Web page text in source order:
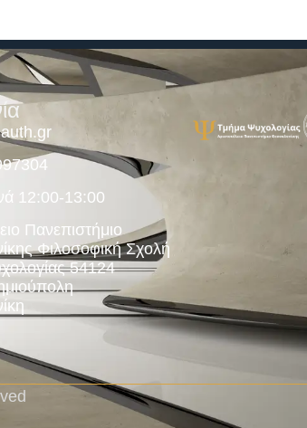
12:00-13:00
Πανεπιστήμιο
Φιλοσοφική Σχολή
54124